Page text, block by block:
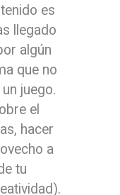
es
llegado
algún
que no
juego.
el
hacer
a
tu